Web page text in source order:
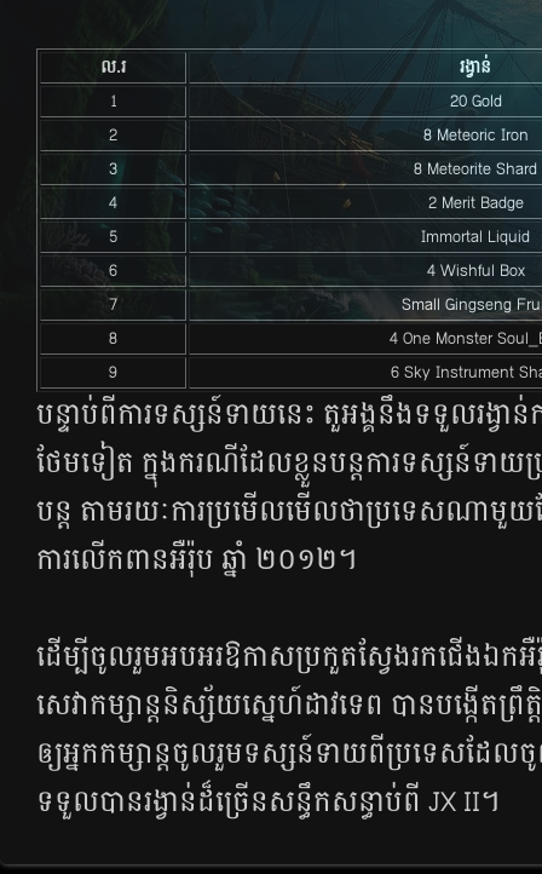
ល.រ
​រង្វាន់
1
20 Gold
2
8 Meteoric Iron
3
8 Meteorite Shard
4
2 Merit Badge
5
Immortal Liquid
6
4 Wishful Box
7
Small Gingseng
8
4 One Monster
9
6 Sky Instrument
បន្ទាប់​ពី​ការ​ទស្សន៍ទាយ​នេះ តួអង្គ​នឹង​ទទួល​រង្វា
ថែម​ទៀត ក្នុង​ករណី​ដែល​ខ្លួន​បន្ត​ការ​ទស្សន៍ទាយ​
បន្ត តាម​រយៈ​ការ​ប្រមើល​មើល​ថា​ប្រទេស​ណា
ការ​លើក​ពាន​អឺរ៉ុប ឆ្នាំ ២០១២។
ដើម្បី​ចូលរួម​អបអរ​ឱកាស​ប្រកួត​ស្វែង​រក​ជើង​ឯក​អឺ
សេវា​កម្សាន្ត​និស្ស័យ​ស្នេហ៍​ដាវ​ទេព បាន​បង្កើត​
ឲ្យ​អ្នក​កម្សាន្ត​ចូល​រួម​ទស្សន៍ទាយ​ពី​ប្រទេស​ដែល​
ទទួល​បាន​រង្វាន់​ដ៏​ច្រើន​សន្ធឹក​សន្ធាប់​ពី JX II។